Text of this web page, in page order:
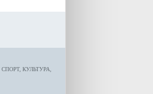
СПОРТ, КУЛЬТУРА,